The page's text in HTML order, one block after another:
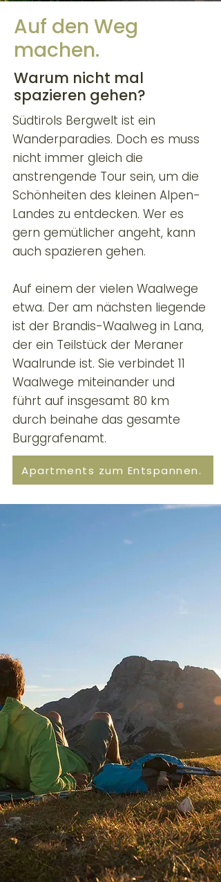
Auf den Weg
machen.
Warum nicht mal
spazieren gehen?
Südtirols Bergwelt ist ein
Wanderparadies. Doch es muss
nicht immer gleich die
anstrengende Tour sein, um die
Schönheiten des kleinen Alpen-
Landes zu entdecken. Wer es
gern gemütlicher angeht, kann
auch spazieren gehen.
Auf einem der vielen Waalwege
etwa. Der am nächsten liegende
ist der Brandis-Waalweg in Lana,
der ein Teilstück der Meraner
Waalrunde ist. Sie verbindet 11
Waalwege miteinander und
führt auf insgesamt 80 km
durch beinahe das gesamte
Burggrafenamt.
Apartments zum Entspannen.